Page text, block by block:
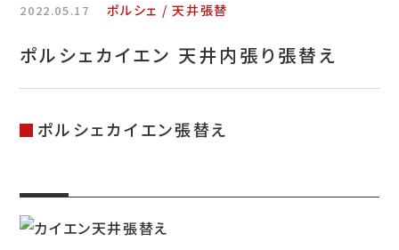
お問い合わせ
特定商取引表示
プライバシーポリシー
2022.05.17 ポルシェ 天井張替
ポルシェカイエン 天井内張り張替え
ポルシェカイエン張替え